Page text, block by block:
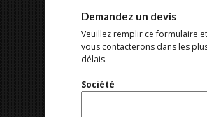
Demandez un devis
Veuillez remplir ce formulaire
vous contacterons dans les
délais.
Société